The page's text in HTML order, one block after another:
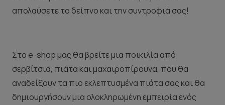
απολαύσετε το δείπνο και την συντροφιά σας!
Στο e-shop μας θα βρείτε μια ποικιλία από
σερβίτσια, πιάτα και μαχαιροπίρουνα, που θα
αναδείξουν τα πιο εκλεπτυσμένα πιάτα σας και θα
δημιουργήσουν μια ολοκληρωμένη εμπειρία ενός